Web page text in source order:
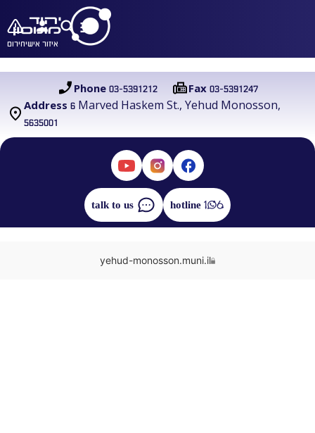
חירוםאיזור אישי
Address 6 Marved Haskem St., Yehud Monosson,
5635001
Phone 03-5391212 Fax 03-5391247
talk to us hotline
yehud-monosson.muni.il